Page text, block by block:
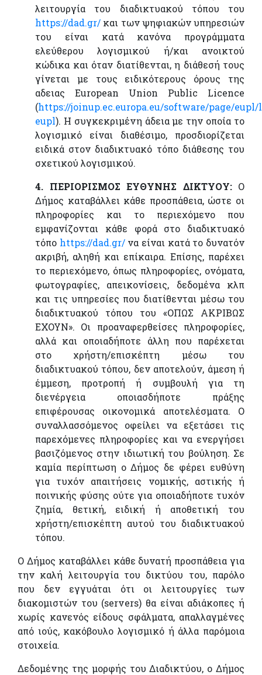
λειτουργία του διαδικτυακού τόπου του
https://dad.gr/ και των ψηφιακών υπηρεσιών
του είναι κατά κανόνα προγράμματα
ελεύθερου λογισμικού ή/και ανοικτού
κώδικα και όταν διατίθενται, η διάθεσή τους
γίνεται με τους ειδικότερους όρους της
αδειας European Union Public Licence
(https://joinup.ec.europa.eu/software/page/
eupl). Η συγκεκριμένη άδεια με την οποία το
λογισμικό είναι διαθέσιμο, προσδιορίζεται
ειδικά στον διαδικτυακό τόπο διάθεσης του
σχετικού λογισμικού.
4. ΠΕΡΙΟΡΙΣΜΟΣ ΕΥΘΥΝΗΣ ΔΙΚΤΥΟΥ:Ο
Δήμος καταβάλλει κάθε προσπάθεια, ώστε οι
πληροφορίες και το περιεχόμενο που
εμφανίζονται κάθε φορά στο διαδικτυακό
τόπο https://dad.gr/να είναι κατά το δυνατόν
ακριβή, αληθή και επίκαιρα. Επίσης, παρέχει
το περιεχόμενο, όπως πληροφορίες, ονόματα,
φωτογραφίες, απεικονίσεις, δεδομένα κλπ
και τις υπηρεσίες που διατίθενται μέσω του
διαδικτυακού τόπου του «ΟΠΩΣ ΑΚΡΙΒΩΣ
ΕΧΟΥΝ». Οι προαναφερθείσες πληροφορίες,
αλλά και οποιαδήποτε άλλη που παρέχεται
στο χρήστη/επισκέπτη μέσω του
διαδικτυακού τόπου, δεν αποτελούν, άμεση ή
έμμεση, προτροπή ή συμβουλή για τη
διενέργεια οποιασδήποτε πράξης
επιφέρουσας οικονομικά αποτελέσματα. Ο
συναλλασσόμενος οφείλει να εξετάσει τις
παρεχόμενες πληροφορίες και να ενεργήσει
βασιζόμενος στην ιδιωτική του βούληση. Σε
καμία περίπτωση ο Δήμος δε φέρει ευθύνη
για τυχόν απαιτήσεις νομικής, αστικής ή
ποινικής φύσης ούτε για οποιαδήποτε τυχόν
ζημία, θετική, ειδική ή αποθετική του
χρήστη/επισκέπτη αυτού του διαδικτυακού
τόπου.
Ο Δήμος καταβάλλει κάθε δυνατή προσπάθεια για
την καλή λειτουργία του δικτύου του, παρόλο
που δεν εγγυάται ότι οι λειτουργίες των
διακομιστών του (servers) θα είναι αδιάκοπες ή
χωρίς κανενός είδους σφάλματα, απαλλαγμένες
από ιούς, κακόβουλο λογισμικό ή άλλα παρόμοια
στοιχεία.
Δεδομένης της μορφής του Διαδικτύου, ο Δήμος